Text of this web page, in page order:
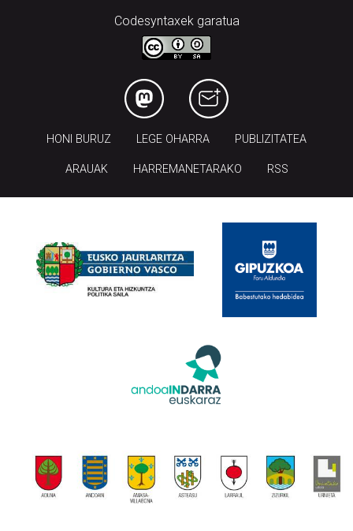
Codesyntaxek garatua
HONI BURUZ LEGE OHARRA PUBLIZITATEA
ARAUAK HARREMANETARAKO RSS